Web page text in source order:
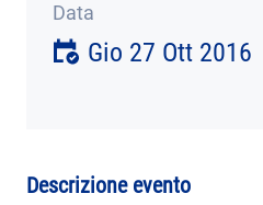
CONTATTI
Data
Gio 27 Ott 2016
Descrizione evento